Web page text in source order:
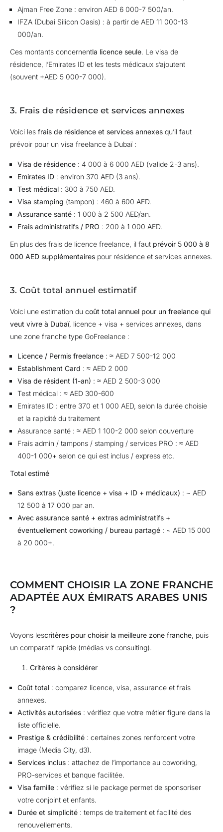
Ajman Free Zone : environ AED 6 000-7 500/an.
IFZA (Dubai Silicon Oasis) : à partir de AED 11 000-13
000/an.
Ces montants concernentla licence seule. Le visa de
résidence, l’Emirates ID et les tests médicaux s’ajoutent
(souvent +AED 5 000-7 000).
3. Frais de résidence et services annexes
Voici les frais de résidence et services annexes qu’il faut
prévoir pour un visa freelance à Dubaï :
Visa de résidence : 4 000 à 6 000 AED (valide 2-3 ans).
Emirates ID : environ 370 AED (3 ans).
Test médical : 300 à 750 AED.
Visa stamping (tampon) : 460 à 600 AED.
Assurance santé : 1 000 à 2 500 AED/an.
Frais administratifs / PRO : 200 à 1 000 AED.
En plus des frais de licence freelance, il faut prévoir 5 000 à 8
000 AED supplémentaires pour résidence et services annexes.
3. Coût total annuel estimatif
Voici une estimation du coût total annuel pour un freelance qui
veut vivre à Dubaï, licence + visa + services annexes, dans
une zone franche type GoFreelance :
Licence / Permis freelance : ≈ AED 7 500-12 000
Establishment Card : ≈ AED 2 000
Visa de résident (1-an) : ≈ AED 2 500-3 000
Test médical : ≈ AED 300-600
Emirates ID : entre 370 et 1 000 AED, selon la durée choisie
et la rapidité du traitement
Assurance santé : ≈ AED 1 100-2 000 selon couverture
Frais admin / tampons / stamping / services PRO : ≈ AED
400-1 000+ selon ce qui est inclus / express etc.
Total estimé
Sans extras (juste licence + visa + ID + médicaux) : ~ AED
12 500 à 17 000 par an.
Avec assurance santé + extras administratifs +
éventuellement coworking / bureau partagé : ~ AED 15 000
à 20 000+.
COMMENT CHOISIR LA ZONE FRANCHE
ADAPTÉE AUX ÉMIRATS ARABES UNIS
?
Voyons lescritères pour choisir la meilleure zone franche, puis
un comparatif rapide (médias vs consulting).
Critères à considérer
Coût total : comparez licence, visa, assurance et frais
annexes.
Activités autorisées : vérifiez que votre métier figure dans la
liste officielle.
Prestige & crédibilité : certaines zones renforcent votre
image (Media City, d3).
Services inclus : attachez de l’importance au coworking,
PRO-services et banque facilitée.
Visa famille : vérifiez si le package permet de sponsoriser
votre conjoint et enfants.
Durée et simplicité : temps de traitement et facilité des
renouvellements.